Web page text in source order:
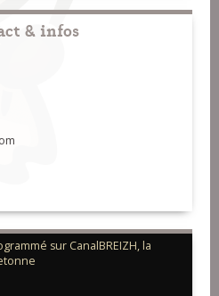
Circassien
& infos
sur CanalBREIZH, la